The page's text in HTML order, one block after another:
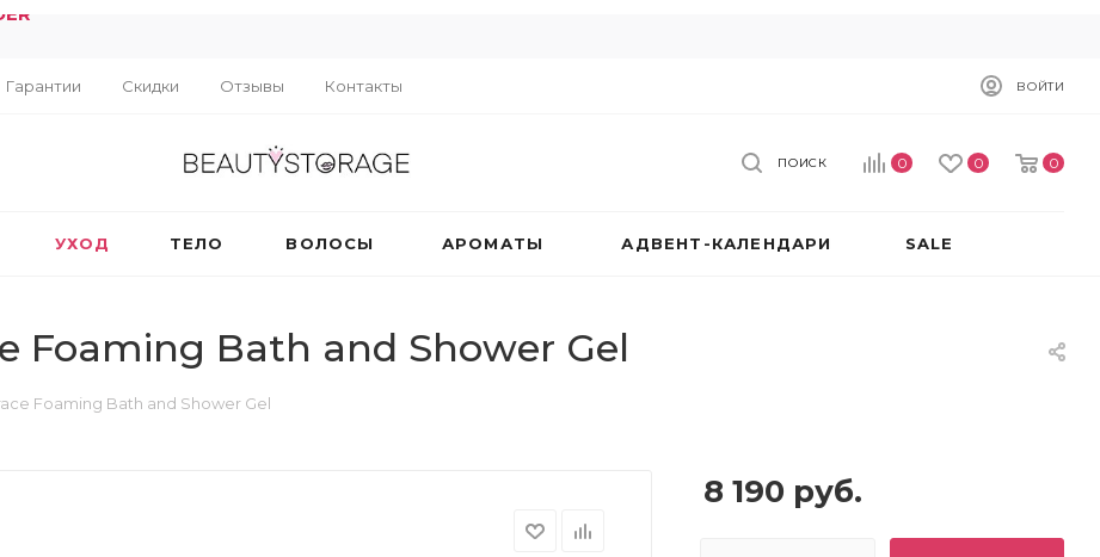
Гарантии Скидки Отзывы Контакты ВОЙТИ
0 0 0
ПОИСК
УХОД ТЕЛО ВОЛОСЫ АРОМАТЫ АДВЕНТ-КАЛЕНДАРИ SALE
Foaming Bath and Shower Gel
Foaming Bath and Shower Gel
8 190 руб.